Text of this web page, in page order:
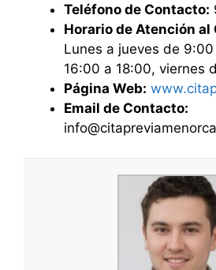
Teléfono de Contacto:
Horario de Atención al
Lunes a jueves de
16:00 a 18:00, viernes
Página Web:
Email de Contacto: